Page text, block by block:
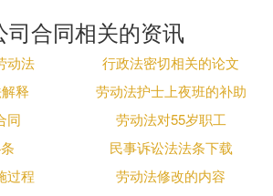
╋紱
ゃ佸姵鍔ㄦ潯浠跺拰鑱屼笟鍗卞抽
勮勫畾搴斿綋绾冲叆鍔冲姩鍚堝
笅鍒楁儏褰涔嬩竴鐨勶紝鍔冲姩鑰
合同相关的资讯
动法
行政法密切相关的论文
释
劳动法护士上夜班的补助
同
劳动法对55岁职工
民事诉讼法法条下载
过程
劳动法修改的内容